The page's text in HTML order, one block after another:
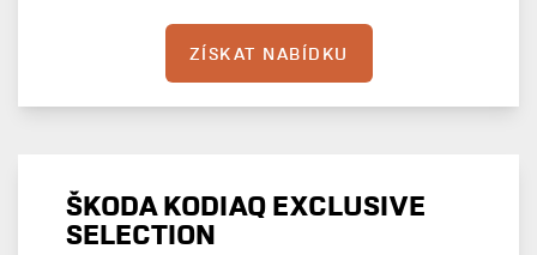
ZÍSKAT NABÍDKU
ŠKODA KODIAQ EXCLUSIVE
SELECTION